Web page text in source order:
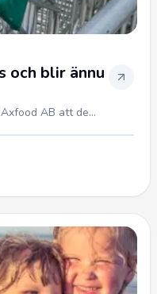
och blir ännu
AB att de...